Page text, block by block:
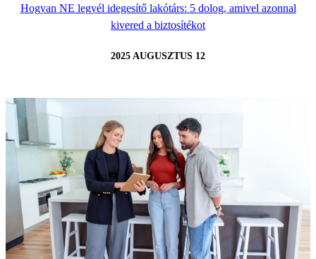
Hogyan NE legyél idegesítő lakótárs: 5 dolog, amivel azonnal
kivered a biztosítékot
2025 AUGUSZTUS 12